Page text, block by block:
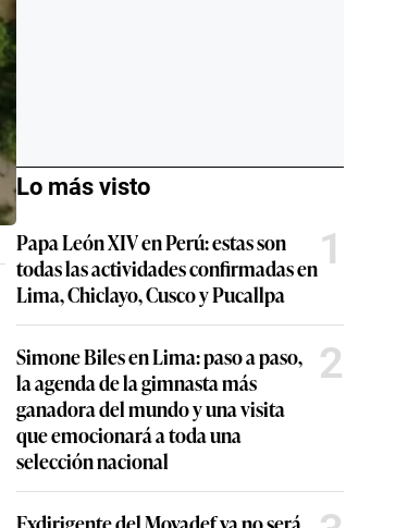
Lo más visto
Papa León XIV en Perú: estas son
todas las actividades confirmadas en
Lima, Chiclayo, Cusco y Pucallpa
1
Simone Biles en Lima: paso a paso,
la agenda de la gimnasta más
ganadora del mundo y una visita
que emocionará a toda una
selección nacional
2